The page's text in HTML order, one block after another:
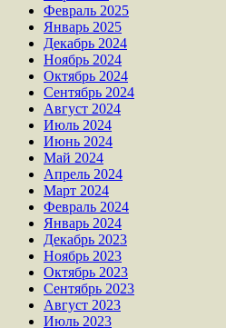
Февраль 2025
Январь 2025
Декабрь 2024
Ноябрь 2024
Октябрь 2024
Сентябрь 2024
Август 2024
Июль 2024
Июнь 2024
Май 2024
Апрель 2024
Март 2024
Февраль 2024
Январь 2024
Декабрь 2023
Ноябрь 2023
Октябрь 2023
Сентябрь 2023
Август 2023
Июль 2023